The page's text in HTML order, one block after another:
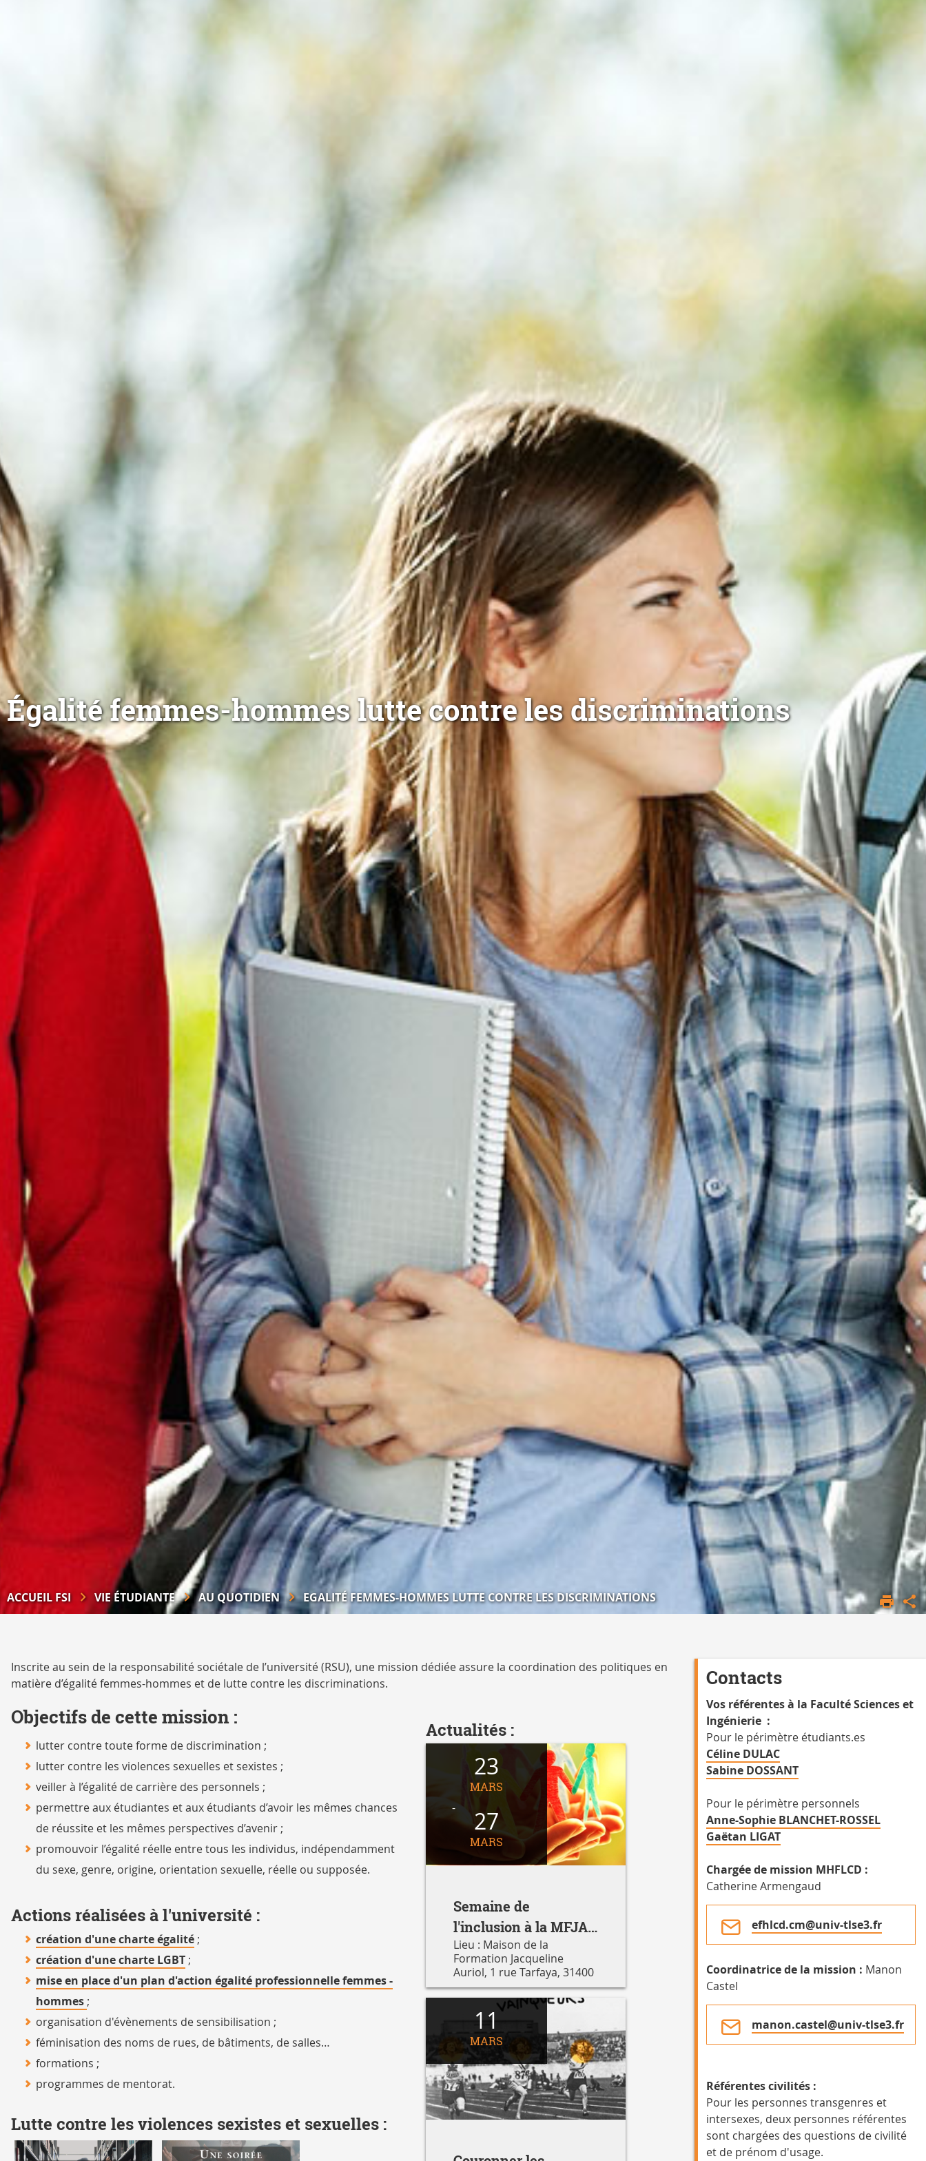
Égalité femmes-hommes lutte contre les discriminations
ACCUEIL FSI VIE ÉTUDIANTE AU QUOTIDIEN EGALITÉ FEMMES-HOMMES LUTTE CONTRE LES DISCRIMINATIONS
Inscrite au sein de la responsabilité sociétale de l’université (RSU), une mission dédiée assure la coordination des politiques en
matière d’égalité femmes-hommes et de lutte contre les discriminations.
Objectifs de cette mission :
lutter contre toute forme de discrimination ;
lutter contre les violences sexuelles et sexistes ;
veiller à l’égalité de carrière des personnels ;
permettre aux étudiantes et aux étudiants d’avoir les mêmes chances
de réussite et les mêmes perspectives d’avenir ;
promouvoir l’égalité réelle entre tous les individus, indépendamment
du sexe, genre, origine, orientation sexuelle, réelle ou supposée.
Actions réalisées à l'université :
création d'une charte égalité;
création d'une charte LGBT;
mise en place d'un plan d'action égalité professionnelle femmes -
hommes ;
organisation d'évènements de sensibilisation ;
féminisation des noms de rues, de bâtiments, de salles…
formations ;
programmes de mentorat.
Lutte contre les violences sexistes et sexuelles :
Actualités :
23
MARS
27
MARS
Semaine de
l'inclusion à la MFJA
du 23 au 27 mars 2026
Lieu : Maison de la
Formation Jacqueline
Auriol, 1 rue Tarfaya, 31400
Toulouse
11
MARS
Contacts
Vos référentes à la Faculté Sciences et
Ingénierie :
Pour le périmètre étudiants.es
Céline DULAC
Sabine DOSSANT
Pour le périmètre personnels
Anne-Sophie BLANCHET-ROSSEL
Gaëtan LIGAT
Chargée de mission MHFLCD :
Catherine Armengaud
efhlcd.cm@univ-tlse3.fr
Coordinatrice de la mission : Manon
Castel
manon.castel@univ-tlse3.fr
Référentes civilités :
Pour les personnes transgenres et
intersexes, deux personnes référentes
sont chargées des questions de civilité
et de prénom d'usage.